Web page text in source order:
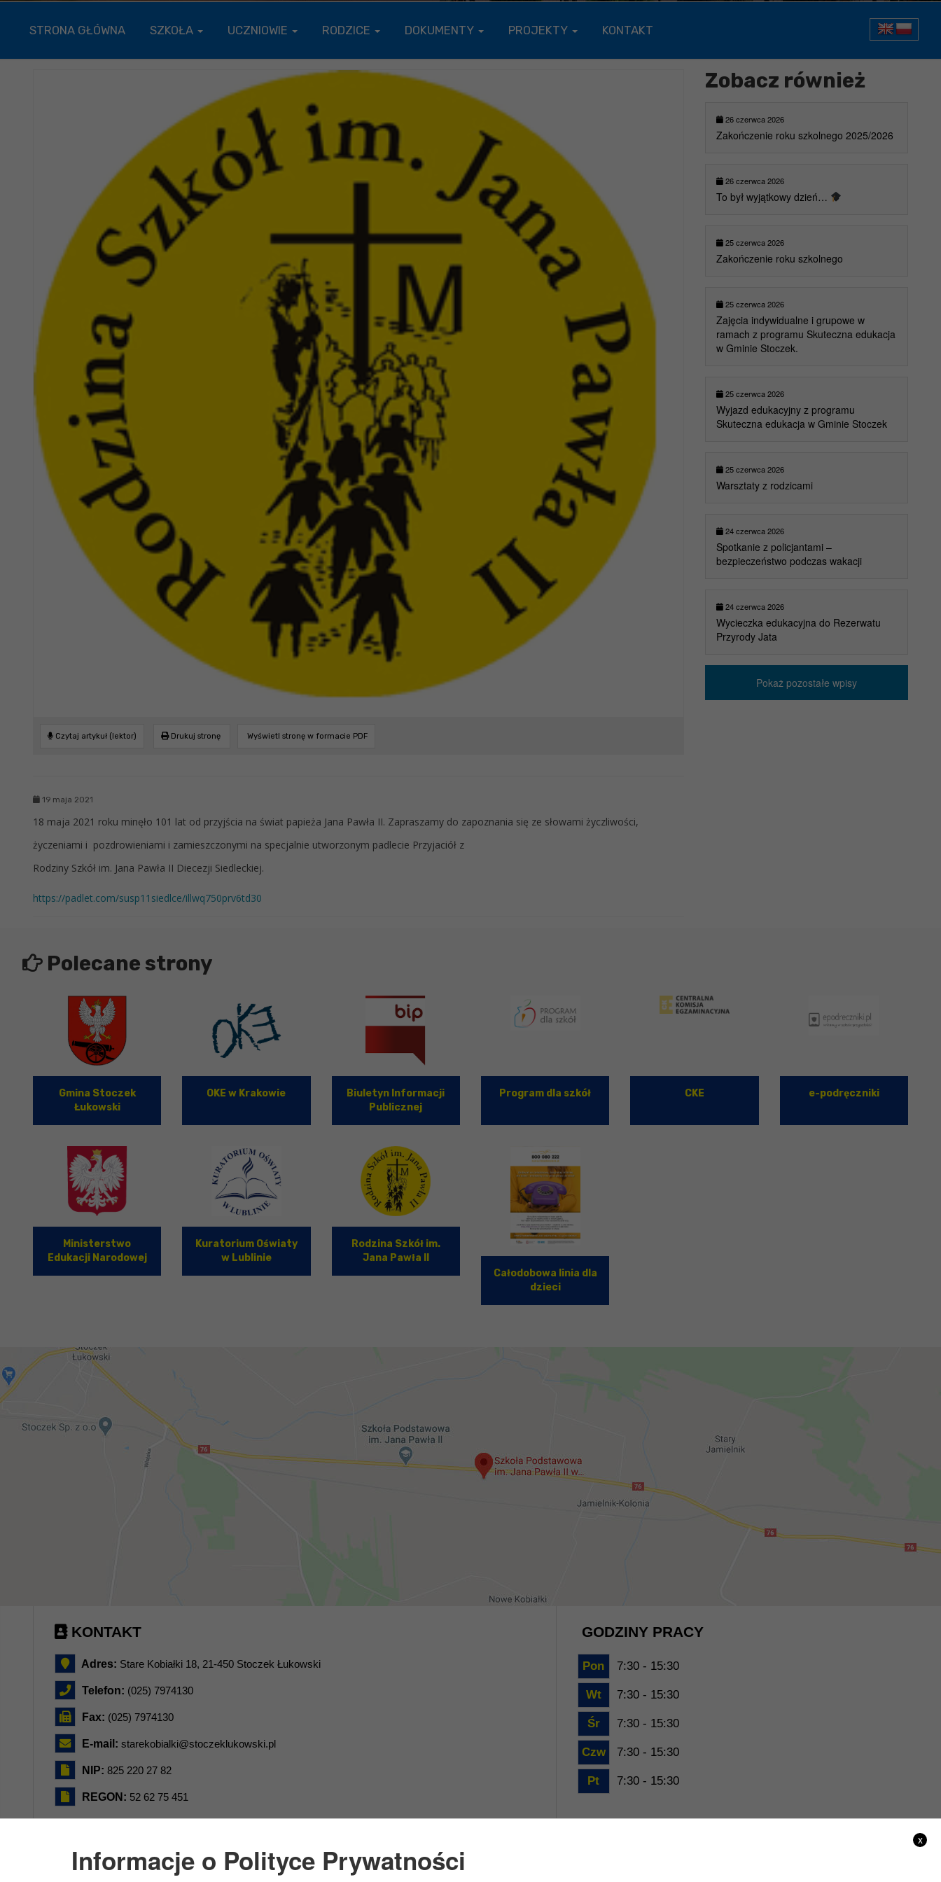
STRONA GŁÓWNA SZKOŁA UCZNIOWIE RODZICE DOKUMENTY PROJEKTY KONTAKT
Czytaj artykuł (lektor) Drukuj stronę Wyświetl stronę w formacie PDF
19 maja 2021
18 maja 2021 roku minęło 101 lat od przyjścia na świat papieża Jana Pawła II. Zapraszamy do zapoznania się ze słowami życzliwości,
życzeniami i pozdrowieniami i zamieszczonymi na specjalnie utworzonym padlecie Przyjaciół z
Rodziny Szkół im. Jana Pawła II Diecezji Siedleckiej.
https://padlet.com/susp11siedlce/illwq750prv6td30
Zobacz również
26 czerwca 2026
Zakończenie roku szkolnego 2025/2026
26 czerwca 2026
To był wyjątkowy dzień…
25 czerwca 2026
Zakończenie roku szkolnego
25 czerwca 2026
Zajęcia indywidualne i grupowe w
ramach z programu Skuteczna edukacja
w Gminie Stoczek.
25 czerwca 2026
Wyjazd edukacyjny z programu
Skuteczna edukacja w Gminie Stoczek
25 czerwca 2026
Warsztaty z rodzicami
24 czerwca 2026
Spotkanie z policjantami –
bezpieczeństwo podczas wakacji
24 czerwca 2026
Wycieczka edukacyjna do Rezerwatu
Przyrody Jata
Pokaż pozostałe wpisy
Polecane strony
Gmina Stoczek
Łukowski
OKE w Krakowie
Biuletyn Informacji
Publicznej
Program dla szkół CKE e-podręczniki
Ministerstwo
Edukacji Narodowej
Kuratorium Oświaty
w Lublinie
Rodzina Szkół im.
Jana Pawła II
Całodobowa linia dla
dzieci
KONTAKT
Adres: Stare Kobiałki 18, 21-450 Stoczek Łukowski
Telefon: (025) 7974130
Fax: (025) 7974130
E-mail: starekobialki@stoczeklukowski.pl
NIP: 825 220 27 82
REGON: 52 62 75 451
GODZINY PRACY
Pon 7:30 - 15:30
Wt 7:30 - 15:30
Śr 7:30 - 15:30
Czw 7:30 - 15:30
Pt 7:30 - 15:30
x
Informacje o Polityce Prywatności